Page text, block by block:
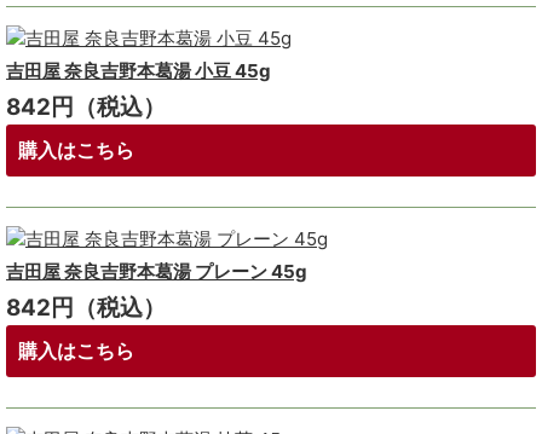
吉田屋 奈良吉野本葛湯 小豆 45g
842円（税込）
購入はこちら
吉田屋 奈良吉野本葛湯 プレーン 45g
842円（税込）
購入はこちら